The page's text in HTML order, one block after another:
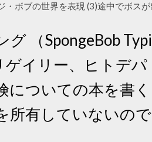
ボブの世界を表現 (3)途中でボスが
（SpongeBob
イリー、ヒトデ
についての本を書
所有していないの